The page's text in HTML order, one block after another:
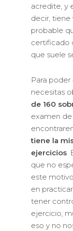
acredite, y
decir, tiene
probable
certificado
que suele
Para
necesitas
de 160
examen
tiene la
ejercicios.
que no
este
en
tener
ejercicio,
eso y no